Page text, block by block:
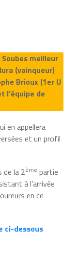
meilleur
(vainqueur)
Brioux (1er U
l’équipe de
en appellera
et un profil
de la 2ème partie
à l’arrivée
en ce
ci-dessous